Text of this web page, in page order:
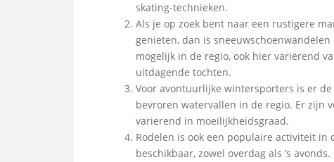
skating-technieken.
Als je op zoek bent naar een rustigere
genieten, dan is
mogelijk in de regio, ook hier variërend
uitdagende tochten.
Voor avontuurlijke wintersporters is er
bevroren watervallen in de regio. Er zijn
variërend in moeilijkheidsgraad.
Rodelen is ook een populaire activiteit
beschikbaar, zowel overdag als ’s